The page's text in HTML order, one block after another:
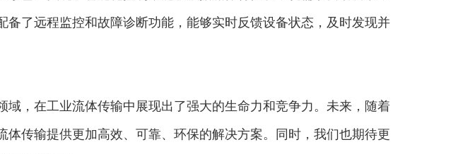
了远程监控和故障诊断功能，能够实时反馈设备状态，及时发现并
，在工业流体传输中展现出了强大的生命力和竞争力。未来，随着
传输提供更加高效、可靠、环保的解决方案。同时，我们也期待更